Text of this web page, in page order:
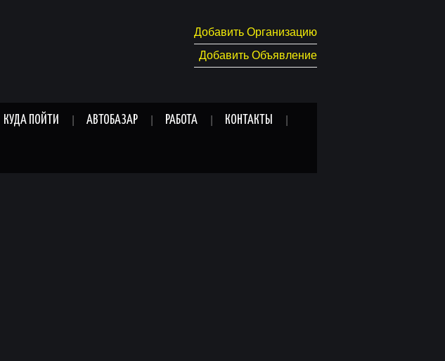
Добавить Организацию
Добавить Объявление
КУДА ПОЙТИ АВТОБАЗАР РАБОТА КОНТАКТЫ